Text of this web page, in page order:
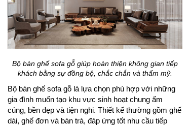
Bộ bàn ghế sofa gỗ giúp hoàn thiện không gian tiếp
khách bằng sự đồng bộ, chắc chắn và thẩm mỹ.
Bộ bàn ghế sofa gỗ là lựa chọn phù hợp với những
gia đình muốn tạo khu vực sinh hoạt chung ấm
cúng, bền đẹp và tiện nghi. Thiết kế thường gồm ghế
dài, ghế đơn và bàn trà, đáp ứng tốt nhu cầu tiếp